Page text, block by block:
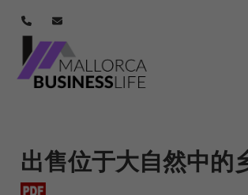
出售位于大自然中的